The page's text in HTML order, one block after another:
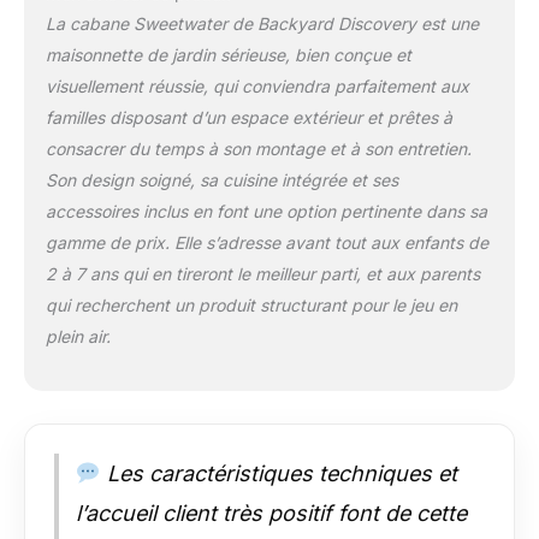
aventure puisse
en toute sécurité.
Sable non inclus.
HAUTE QUALITÉ:
Sweetwater est
cèdre de haute
qualité et préteint. Le
bois de cèdre est
résistant aux
pourriture du bois.
assemblage facile et
(LxBxH): 117 x 107 x
La cabane Sweetwater de Backyard Discovery est une
maisonnette de jardin sérieuse, bien conçue et
visuellement réussie, qui conviendra parfaitement aux
familles disposant d’un espace extérieur et prêtes à
consacrer du temps à son montage et à son entretien.
Son design soigné, sa cuisine intégrée et ses
accessoires inclus en font une option pertinente dans sa
gamme de prix. Elle s’adresse avant tout aux enfants de
2 à 7 ans qui en tireront le meilleur parti, et aux parents
qui recherchent un produit structurant pour le jeu en
plein air.
Les caractéristiques techniques et
l’accueil client très positif font de cette